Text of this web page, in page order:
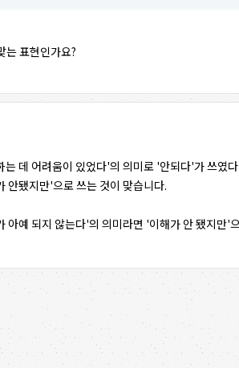
는 표현인가요?
는 데 어려움이 있었다'의 의미로 '안되다'가 쓰였
안됐지만'으로 쓰는 것이 맞습니다.
아예 되지 않는다'의 의미라면 '이해가 안 됐지만'